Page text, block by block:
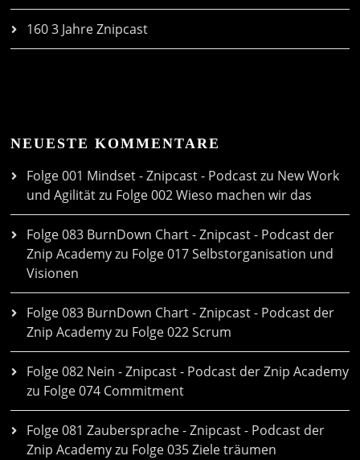
160 3 Jahre Znipcast
NEUESTE KOMMENTARE
Folge 001 Mindset - Znipcast - Podcast zu New Work
und Agilitätzu Folge 002 Wieso machen wir das
Folge 083 BurnDown Chart - Znipcast - Podcast der
Znip Academyzu Folge 017 Selbstorganisation und
Visionen
Folge 083 BurnDown Chart - Znipcast - Podcast der
Znip Academyzu Folge 022 Scrum
Folge 082 Nein - Znipcast - Podcast der Znip Academy
zu Folge 074 Commitment
Folge 081 Zaubersprache - Znipcast - Podcast der
Znip Academyzu Folge 035 Ziele träumen